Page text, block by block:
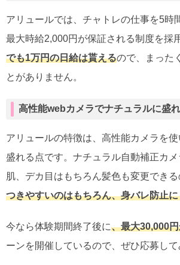
アリュールでは、チャトレの仕事を5時
最大時給2,000円が保証される制度を採
でも1万円の日給は貰えるので、まった
とがありません。
高性能webカメラでナチュラルに盛
アリュールの特徴は、高性能カメラを
盛れる点です。ナチュラル自動補正カ
肌、デカ目はもちろん髪色も変更できる
つきやすいのはもちろん、身バレ防止
今なら体験期間終了後に、最大30,000
ーンを開催しているので、ぜひ応募して